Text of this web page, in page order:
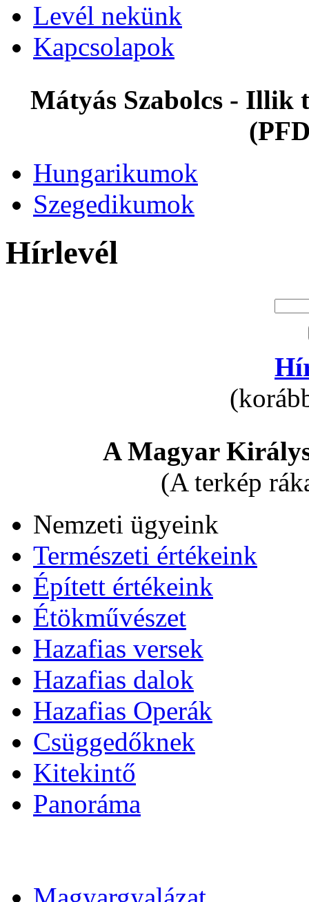
Levél nekünk
Kapcsolapok
Mátyás Szabolcs - Illik
Hungarikumok
Szegedikumok
Hírlevél
A Magyar
(A terkép
Nemzeti ügyeink
Természeti értékeink
Épített értékeink
Étökművészet
Hazafias versek
Hazafias dalok
Hazafias Operák
Csüggedőknek
Kitekintő
Panoráma